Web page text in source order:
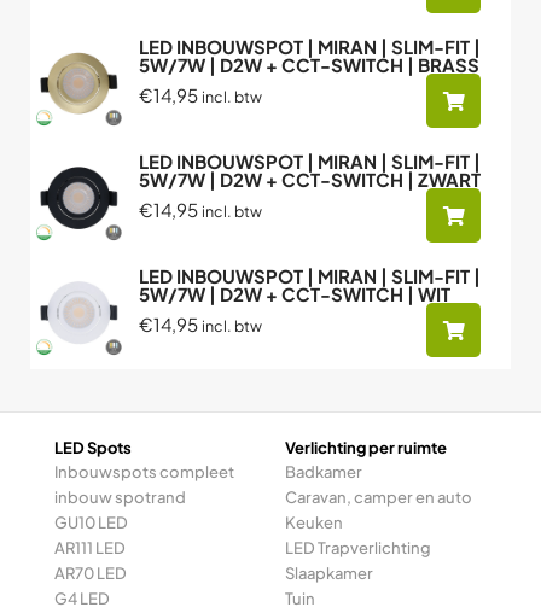
LED INBOUWSPOT | MIRAN | SLIM-FIT |
5W/7W | D2W + CCT-SWITCH | BRASS
€14,95 incl. btw
LED INBOUWSPOT | MIRAN | SLIM-FIT |
5W/7W | D2W + CCT-SWITCH | ZWART
€14,95 incl. btw
LED INBOUWSPOT | MIRAN | SLIM-FIT |
5W/7W | D2W + CCT-SWITCH | WIT
€14,95 incl. btw
LED Spots
Inbouwspots compleet
inbouw spotrand
GU10 LED
AR111 LED
AR70 LED
G4 LED
Verlichting per ruimte
Badkamer
Caravan, camper en auto
Keuken
LED Trapverlichting
Slaapkamer
Tuin